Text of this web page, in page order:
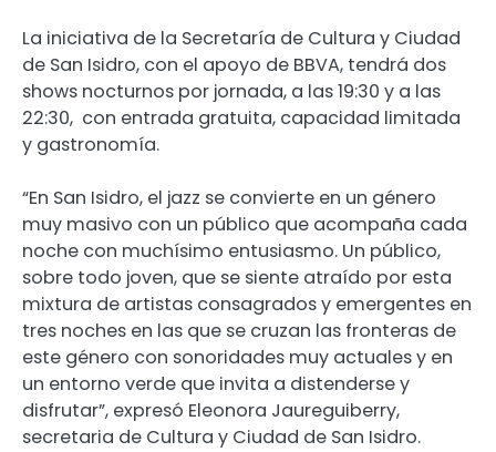
La iniciativa de la Secretaría de Cultura y Ciudad
de San Isidro, con el apoyo de BBVA, tendrá dos
shows nocturnos por jornada, a las 19:30 y a las
22:30, con entrada gratuita, capacidad limitada
y gastronomía.
“En San Isidro, el jazz se convierte en un género
muy masivo con un público que acompaña cada
noche con muchísimo entusiasmo. Un público,
sobre todo joven, que se siente atraído por esta
mixtura de artistas consagrados y emergentes en
tres noches en las que se cruzan las fronteras de
este género con sonoridades muy actuales y en
un entorno verde que invita a distenderse y
disfrutar”, expresó Eleonora Jaureguiberry,
secretaria de Cultura y Ciudad de San Isidro.